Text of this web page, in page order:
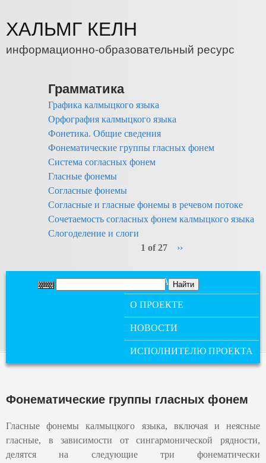
ХАЛЬМГ КЕЛН
информационно-образовательный ресурс
Грамматика
Графика калмыцкого языка
Орфография калмыцкого языка
Фонетика. Общие сведения
Фонематические группы гласных фонем
Система согласных фонем
Гласные фонемы
Согласные фонемы
Согласные и гласные фонемы в речевом потоке
Сочетаемость согласных фонем калмыцкого языка
Слогоделение и слоги
1 of 27
››
ГЛАВНОЕ МЕНЮ
ГЛАВНАЯ
О ПРОЕКТЕ
НОВОСТИ
ИСПОЛНИТЕЛЮ ПРОЕКТА
Фонематические группы гласных фонем
Гласные фонемы калмыцкого языка, включая и неясные
гласные, в зависимости от сингармонической рядности,
делятся на следующие три фонематически